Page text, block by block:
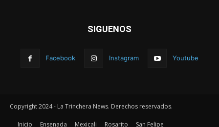
SIGUENOS
Facebook Instagram Youtube
Copyright 2024 - La Trinchera News. Derechos reservados.
Inicio Ensenada Mexicali Rosarito San Felipe